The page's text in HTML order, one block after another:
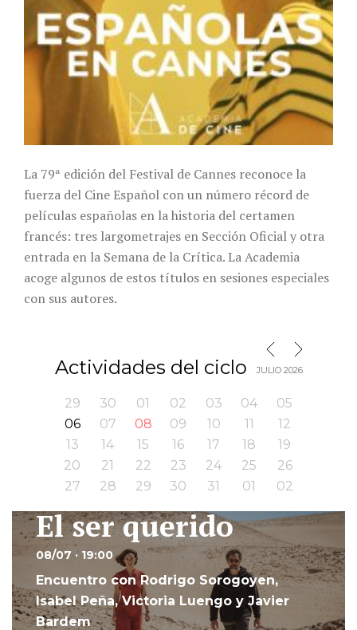
La 79ª edición del Festival de Cannes reconoce la
fuerza del Cine Español con un número récord de
películas españolas en la historia del certamen
francés: tres largometrajes en Sección Oficial y otra
entrada en la Semana de la Crítica. La Academia
acoge algunos de estos títulos en sesiones especiales
con sus autores.
Actividades del ciclo
MES ANTERIOR
MES SIGUIENTE
JULIO 2026
29 30 01 02 03 04
05
06
07 08 09 10 11
12
13
14 15 16 17 18
19
20
21 22 23 24 25
26
27
28 29 30 31 01 02
El ser querido
08/07 · 19:00
Encuentro con Rodrigo Sorogoyen,
Isabel Peña, Victoria Luengo y Javier
Bardem